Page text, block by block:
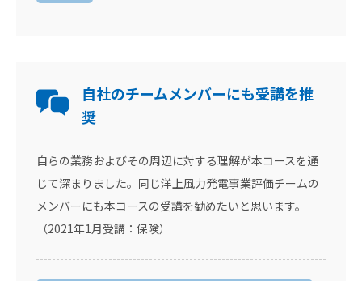
自社のチームメンバーにも受講を推
奨
自らの業務およびその周辺に対する理解が本コースを通
じて深まりました。同じ洋上風力発電事業評価チームの
メンバーにも本コースの受講を勧めたいと思います。
（2021年1月受講：保険）